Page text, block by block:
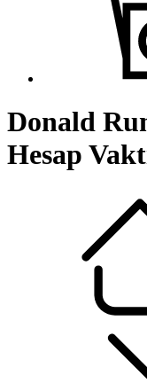
Donald
Hesap